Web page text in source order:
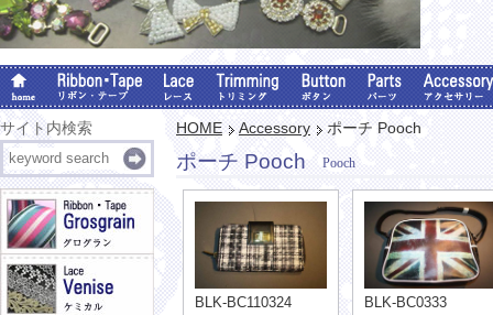
サイト内検索 HOME Accessory ポーチ Pooch
ポーチ Pooch Pooch
BLK-BC110324 BLK-BC0333